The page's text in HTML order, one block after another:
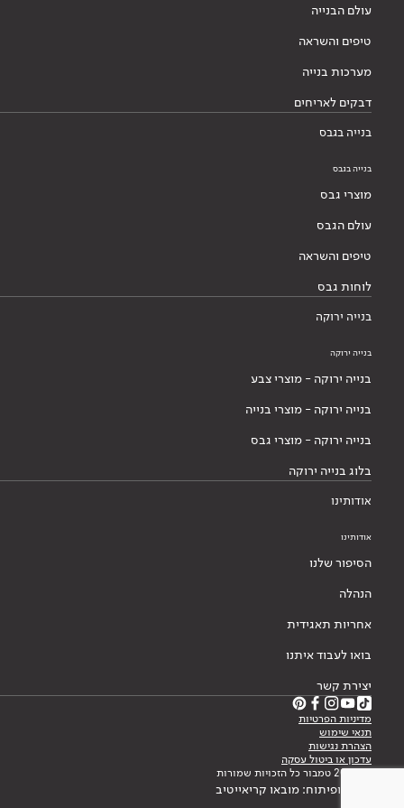
עולם הבנייה
טיפים והשראה
מערכות בנייה
דבקים לאריחים
בנייה בגבס
בנייה בגבס
מוצרי גבס
עולם הגבס
טיפים והשראה
לוחות גבס
בנייה ירוקה
בנייה ירוקה
בנייה ירוקה - מוצרי צבע
בנייה ירוקה - מוצרי בנייה
בנייה ירוקה - מוצרי גבס
בלוג בנייה ירוקה
אודותינו
אודותינו
הסיפור שלנו
הנהלה
אחריות תאגידית
בואו לעבוד איתנו
יצירת קשר
מדיניות הפרטיות
תנאי שימוש
הצהרת נגישות
עדכון או ביטול עסקה
© 2026 טמבור כל הזכויות שמורות
עיצוב ופיתוח: מובאו קריאייטיב